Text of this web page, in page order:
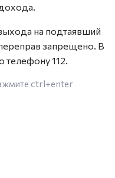
на подтаявший
запрещено. В
телефону 112.
ctrl+enter